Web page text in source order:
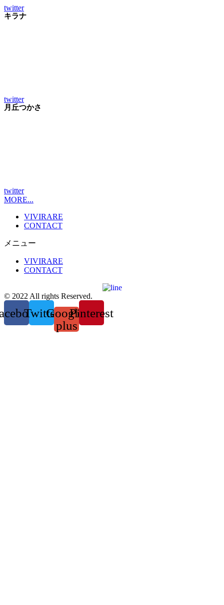
twitter
キラナ
twitter
月丘つかさ
twitter
MORE...
VIVIRARE
CONTACT
メニュー
VIVIRARE
CONTACT
© 2022 All rights Reserved.
TwitterGoogle-
plus
Pinterest